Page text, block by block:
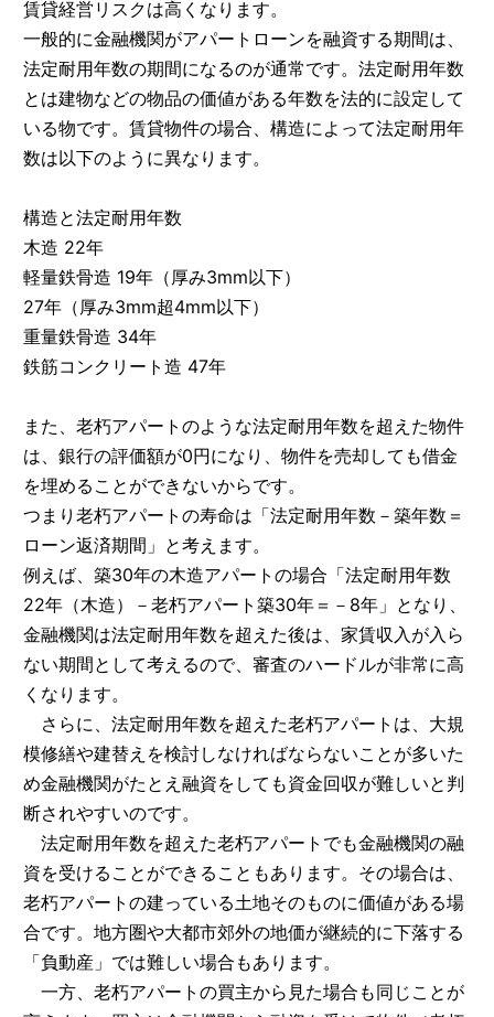
賃貸経営リスクは高くなります。
一般的に金融機関がアパートローンを融資する期間は、
法定耐用年数の期間になるのが通常です。法定耐用年数
とは建物などの物品の価値がある年数を法的に設定して
いる物です。賃貸物件の場合、構造によって法定耐用年
数は以下のように異なります。
構造と法定耐用年数
木造 22年
軽量鉄骨造 19年（厚み3mm以下）
27年（厚み3mm超4mm以下）
重量鉄骨造 34年
鉄筋コンクリート造 47年
また、老朽アパートのような法定耐用年数を超えた物件
は、銀行の評価額が0円になり、物件を売却しても借金
を埋めることができないからです。
つまり老朽アパートの寿命は「法定耐用年数－築年数＝
ローン返済期間」と考えます。
例えば、築30年の木造アパートの場合「法定耐用年数
22年（木造）－老朽アパート築30年＝－8年」となり、
金融機関は法定耐用年数を超えた後は、家賃収入が入ら
ない期間として考えるので、審査のハードルが非常に高
くなります。
さらに、法定耐用年数を超えた老朽アパートは、大規
模修繕や建替えを検討しなければならないことが多いた
め金融機関がたとえ融資をしても資金回収が難しいと判
断されやすいのです。
法定耐用年数を超えた老朽アパートでも金融機関の融
資を受けることができることもあります。その場合は、
老朽アパートの建っている土地そのものに価値がある場
合です。地方圏や大都市郊外の地価が継続的に下落する
「負動産」では難しい場合もあります。
一方、老朽アパートの買主から見た場合も同じことが